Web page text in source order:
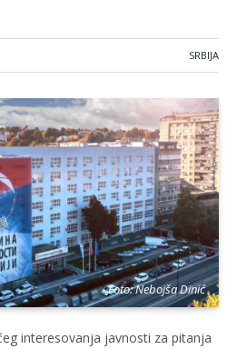
SRBIJA
Foto: Nebojša Dinić
interesovanja javnosti za pitanja